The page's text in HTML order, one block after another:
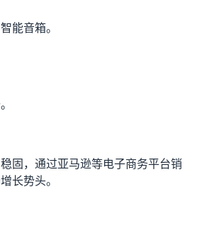
能音箱。
固，通过亚马逊等电子商务平台销
长势头。